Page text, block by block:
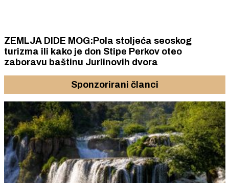
ZEMLJA DIDE MOG:Pola stoljeća seoskog
turizma ili kako je don Stipe Perkov oteo
zaboravu baštinu Jurlinovih dvora
Sponzorirani članci